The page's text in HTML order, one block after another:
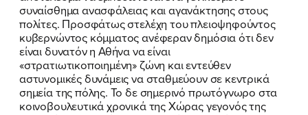
συναίσθημα ανασφάλειας και αγανάκτησης στους
πολίτες. Προσφάτως στελέχη του πλειοψηφούντος
κυβερνώντος κόμματος ανέφεραν δημόσια ότι δεν
είναι δυνατόν η Αθήνα να είναι
«στρατιωτικοποιημένη» ζώνη και εντεύθεν
αστυνομικές δυνάμεις να σταθμεύουν σε κεντρικά
σημεία της πόλης. Το δε σημερινό πρωτόγνωρο στα
κοινοβουλευτικά χρονικά της Χώρας γεγονός της